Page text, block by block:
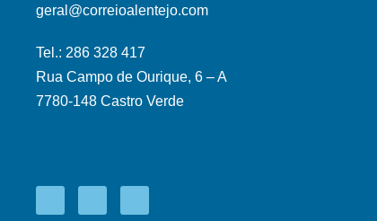
geral@correioalentejo.com
Tel.: 286 328 417
Rua Campo de Ourique, 6 – A
7780-148 Castro Verde